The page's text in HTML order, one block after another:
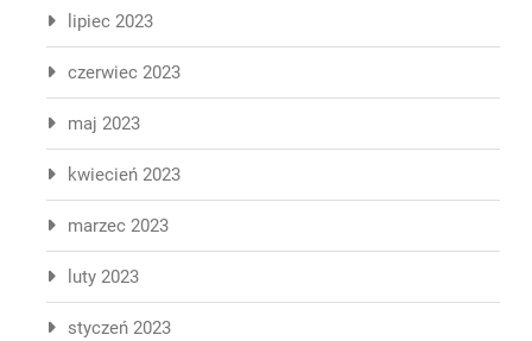
lipiec 2023
czerwiec 2023
maj 2023
kwiecień 2023
marzec 2023
luty 2023
styczeń 2023